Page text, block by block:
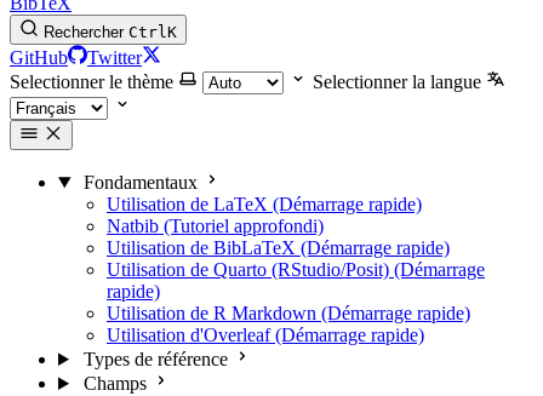
Rechercher CtrlK
GitHub
Twitter
Selectionner le thème
Selectionner la langue
Fondamentaux
Utilisation de LaTeX (Démarrage rapide)
Natbib (Tutoriel approfondi)
Utilisation de BibLaTeX (Démarrage rapide)
Utilisation de Quarto (RStudio/Posit) (Démarrage
rapide)
Utilisation de R Markdown (Démarrage rapide)
Utilisation d'Overleaf (Démarrage rapide)
Types de référence
Champs